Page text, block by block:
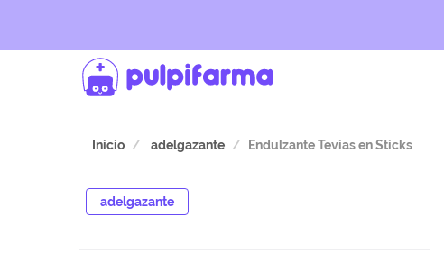
Inicio adelgazante Endulzante Tevias en Sticks
adelgazante